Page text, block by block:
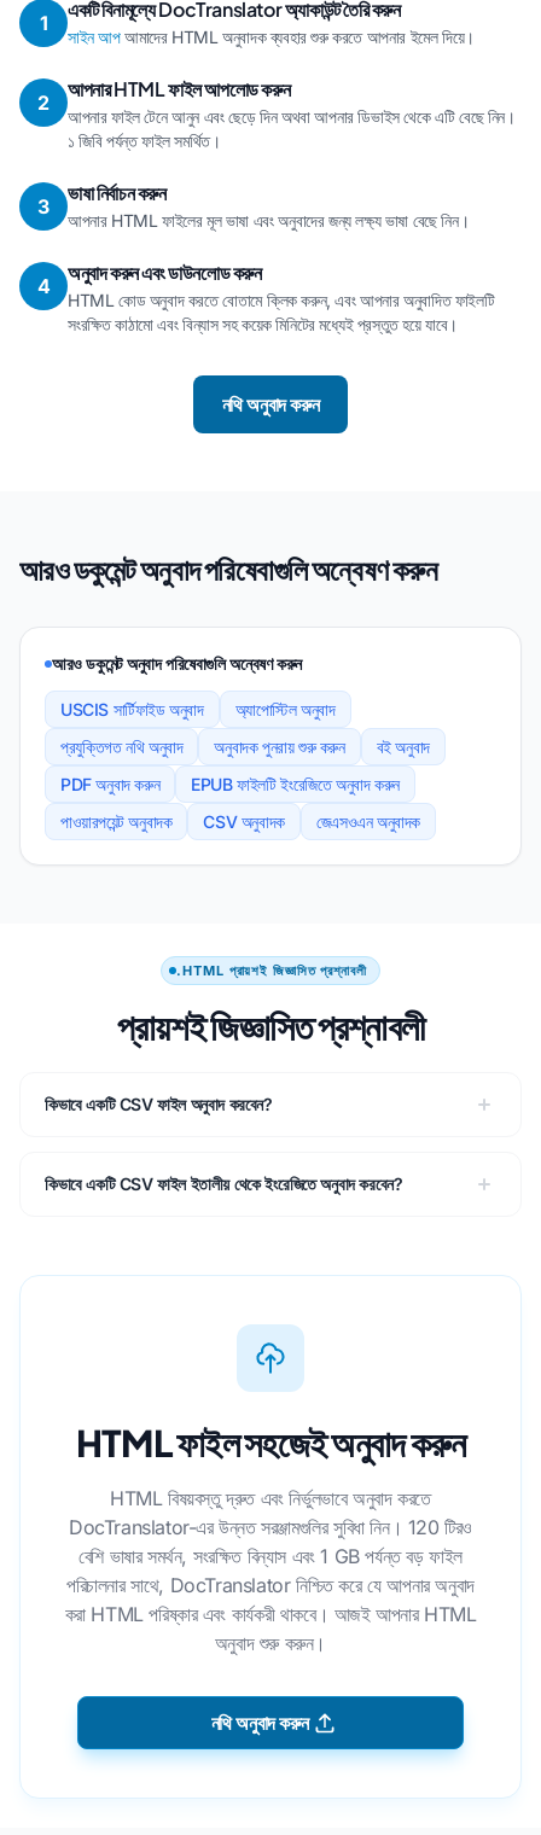
1
একটি বিনামূল্যে DocTranslator অ্যাকাউন্ট তৈরি করুন
সাইন আপআমাদের HTML অনুবাদক ব্যবহার শুরু করতে আপনার ইমেল দিয়ে।
2
আপনার HTML ফাইল আপলোড করুন
আপনার ফাইল টেনে আনুন এবং ছেড়ে দিন অথবা আপনার ডিভাইস থেকে এটি বেছে নিন।
১ জিবি পর্যন্ত ফাইল সমর্থিত।
3
ভাষা নির্বাচন করুন
আপনার HTML ফাইলের মূল ভাষা এবং অনুবাদের জন্য লক্ষ্য ভাষা বেছে নিন।
4
অনুবাদ করুন এবং ডাউনলোড করুন
HTML কোড অনুবাদ করতে বোতামে ক্লিক করুন, এবং আপনার অনুবাদিত ফাইলটি
সংরক্ষিত কাঠামো এবং বিন্যাস সহ কয়েক মিনিটের মধ্যেই প্রস্তুত হয়ে যাবে।
নথি অনুবাদ করুন
আরও ডকুমেন্ট অনুবাদ পরিষেবাগুলি অন্বেষণ করুন
আরও ডকুমেন্ট অনুবাদ পরিষেবাগুলি অন্বেষণ করুন
USCIS সার্টিফাইড অনুবাদ
অ্যাপোস্টিল অনুবাদ
প্রযুক্তিগত নথি অনুবাদ
অনুবাদক পুনরায় শুরু করুন
বই অনুবাদ
PDF অনুবাদ করুন
EPUB ফাইলটি ইংরেজিতে অনুবাদ করুন
পাওয়ারপয়েন্ট অনুবাদক
CSV অনুবাদক জেএসওএন অনুবাদক
.HTML প্রায়শই জিজ্ঞাসিত প্রশ্নাবলী
প্রায়শই জিজ্ঞাসিত প্রশ্নাবলী
কিভাবে একটি CSV ফাইল অনুবাদ করবেন?
কিভাবে একটি CSV ফাইল ইতালীয় থেকে ইংরেজিতে অনুবাদ করবেন?
HTML ফাইল সহজেই অনুবাদ করুন
HTML বিষয়বস্তু দ্রুত এবং নির্ভুলভাবে অনুবাদ করতে
DocTranslator-এর উন্নত সরঞ্জামগুলির সুবিধা নিন। 120 টিরও
বেশি ভাষার সমর্থন, সংরক্ষিত বিন্যাস এবং 1 GB পর্যন্ত বড় ফাইল
পরিচালনার সাথে, DocTranslator নিশ্চিত করে যে আপনার অনুবাদ
করা HTML পরিষ্কার এবং কার্যকরী থাকবে। আজই আপনার HTML
অনুবাদ শুরু করুন।
নথি অনুবাদ করুন